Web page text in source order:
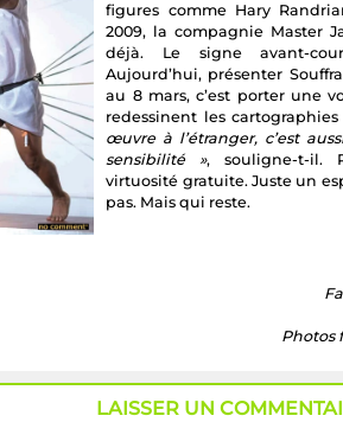
figures comme Hary
2009, la compagnie Master
déjà. Le signe avant-
Aujourd’hui, présenter
au 8 mars, c’est porter une
redessinent les
œuvre à l’étranger, c’est
sensibilité », souligne-t-il.
virtuosité gratuite. Juste un
pas. Mais qui reste.
Photos
LAISSER UN